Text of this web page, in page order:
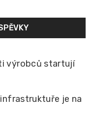
výrobců startují
je na